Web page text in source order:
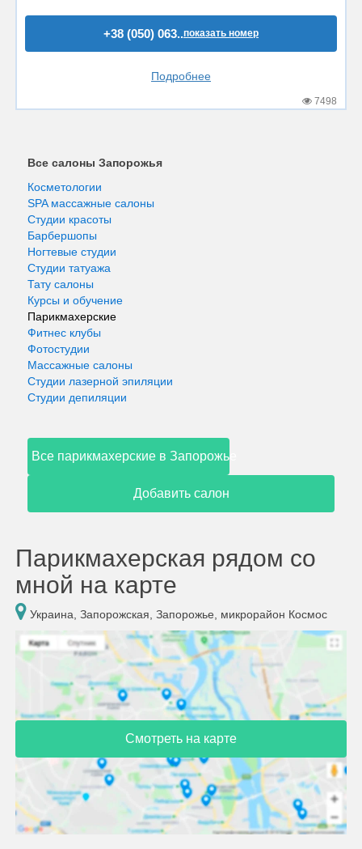
+38 (050) 063..показать номер
Подробнее
7498
Все салоны Запорожья
Косметологии
SPA массажные салоны
Студии красоты
Барбершопы
Ногтевые студии
Студии татуажа
Тату салоны
Курсы и обучение
Парикмахерские
Фитнес клубы
Фотостудии
Массажные салоны
Студии лазерной эпиляции
Студии депиляции
Все парикмахерские в Запорожье
Добавить салон
Парикмахерская рядом со
мной на карте
Украина, Запорожская, Запорожье, микрорайон Космос
Смотреть на карте